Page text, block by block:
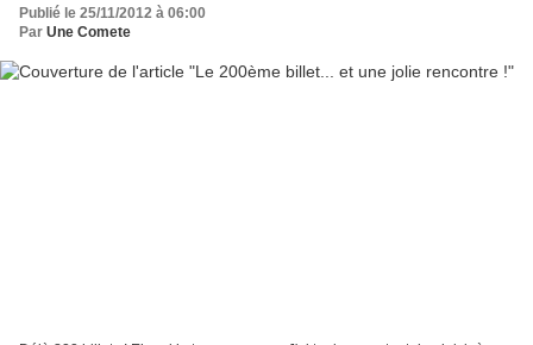
Publié le 25/11/2012 à 06:00
Par Une Comete